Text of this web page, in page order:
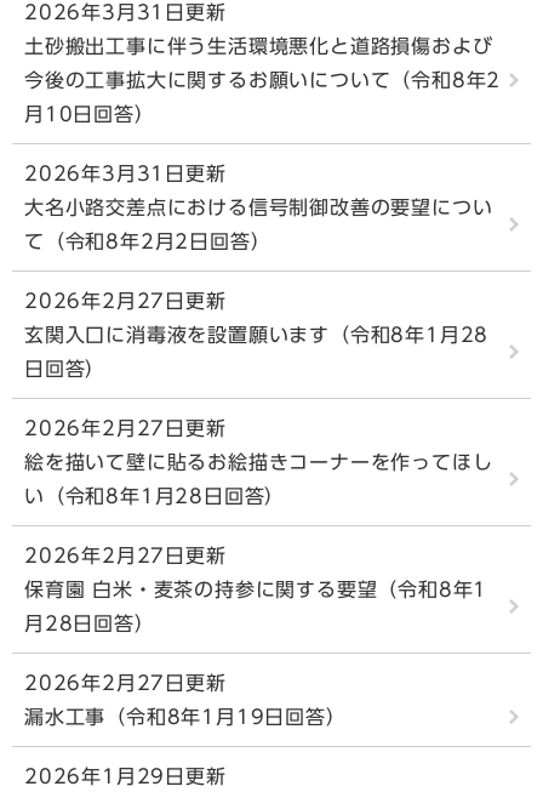
2026年3月31日更新
土砂搬出工事に伴う生活環境悪化と道路損傷および
今後の工事拡大に関するお願いについて（令和8年2
月10日回答）
2026年3月31日更新
大名小路交差点における信号制御改善の要望につい
て（令和8年2月2日回答）
2026年2月27日更新
玄関入口に消毒液を設置願います（令和8年1月28
日回答）
2026年2月27日更新
絵を描いて壁に貼るお絵描きコーナーを作ってほし
い（令和8年1月28日回答）
2026年2月27日更新
保育園 白米・麦茶の持参に関する要望（令和8年1
月28日回答）
2026年2月27日更新
漏水工事（令和8年1月19日回答）
2026年1月29日更新